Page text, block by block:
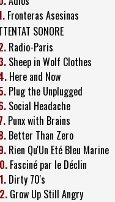
Fronteras Asesinas
SONORE
Radio-Paris
Sheep in Wolf Clothes
Here and Now
Plug the Unplugged
Social Headache
Punx with Brains
Better Than Zero
Rien Qu'Un Eté Bleu Marine
Fasciné par le Déclin
Dirty 70's
Grow Up Still Angry